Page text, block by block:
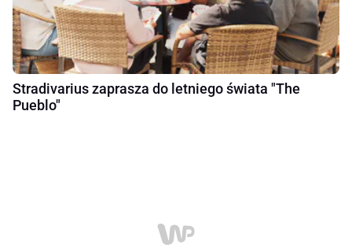
Stradivarius zaprasza do letniego świata "The
Pueblo"